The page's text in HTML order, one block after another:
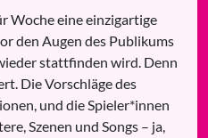
Woche eine einzigartige
den Augen des Publikums
stattfinden wird. Denn
Die Vorschläge des
und die Spieler*innen
Szenen und Songs – ja,